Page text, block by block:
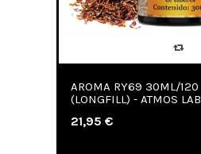
AROMA RY69 30ML/120
(LONGFILL) - ATMOS LAB
21,95 €